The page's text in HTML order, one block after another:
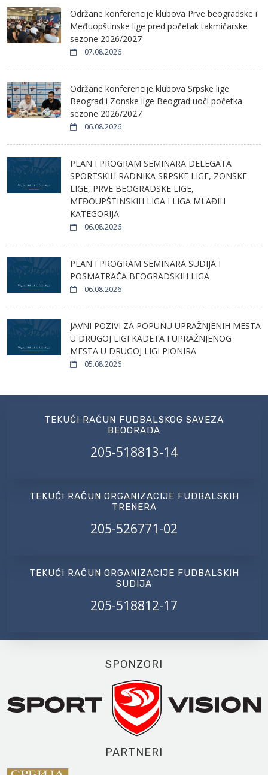
Održane konferencije klubova Prve beogradske i
Međuopštinske lige pred početak takmičarske
sezone 2026/2027
07.08.2026
Održane konferencije klubova Srpske lige
Beograd i Zonske lige Beograd uoči početka
sezone 2026/2027
06.08.2026
PLAN I PROGRAM SEMINARA DELEGATA
SPORTSKIH RADNIKA SRPSKE LIGE, ZONSKE
LIGE, PRVE BEOGRADSKE LIGE,
MEĐOUPŠTINSKIH LIGA I LIGA MLAĐIH
KATEGORIJA
06.08.2026
PLAN I PROGRAM SEMINARA SUDIJA I
POSMATRAČA BEOGRADSKIH LIGA
06.08.2026
JAVNI POZIVI ZA POPUNU UPRAŽNJENIH MESTA
U DRUGOJ LIGI KADETA I UPRAŽNJENOG
MESTA U DRUGOJ LIGI PIONIRA
05.08.2026
TEKUĆI RAČUN FUDBALSKOG SAVEZA
BEOGRADA
205-518813-14
TEKUĆI RAČUN ORGANIZACIJE FUDBALSKIH
TRENERA
205-526771-02
TEKUĆI RAČUN ORGANIZACIJE FUDBALSKIH
SUDIJA
205-518812-17
SPONZORI
PARTNERI